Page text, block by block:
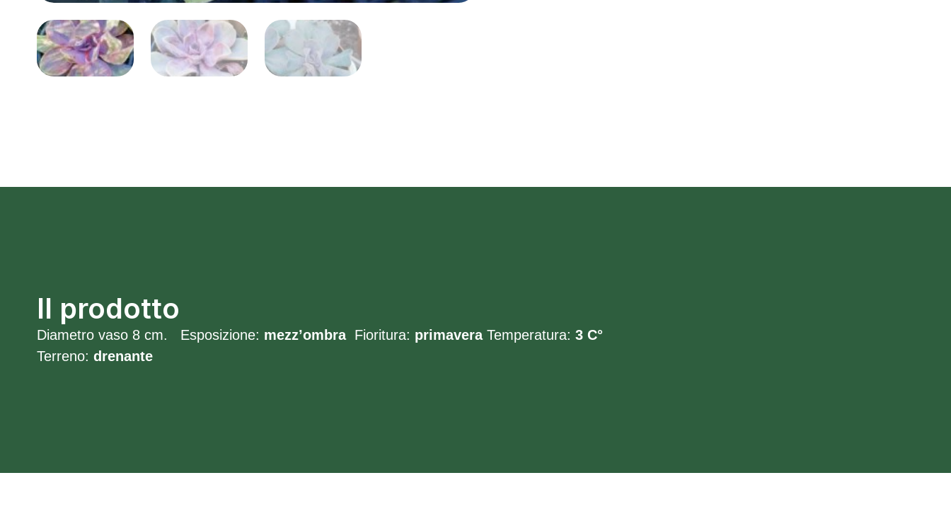
Il prodotto
Diametro vaso 8 cm. Esposizione: mezz’ombra Fioritura: primaveraTemperatura: 3 C°
Terreno: drenante